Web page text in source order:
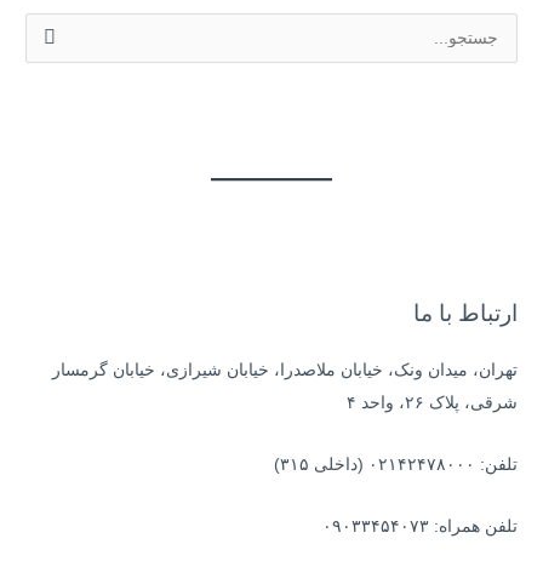
یارتباط با ما
تهران، میدان ونک، خیابان ملاصدرا، خیابان شیرازی، خیابان گرمسار
شرقی، پلاک ۲۶، واحد ۴
تلفن: ۰۲۱۴۲۴۷۸۰۰۰ (داخلی ۳۱۵)
تلفن همراه: ۰۹۰۳۳۴۵۴۰۷۳